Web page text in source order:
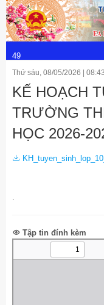
Chủ Nhật, 9/8/2026
3
:
49
:
48
Thứ sáu, 08/05/2026 08:43
KẾ HOẠCH
TRƯỜNG
HỌC 2026-
.
Tập tin đính kèm